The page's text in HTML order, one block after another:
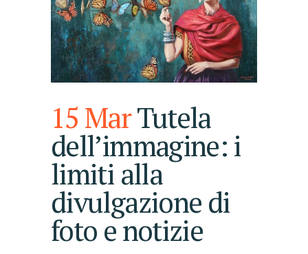
15 MarTutela
dell’immagine: i
limiti alla
divulgazione di
foto e notizie